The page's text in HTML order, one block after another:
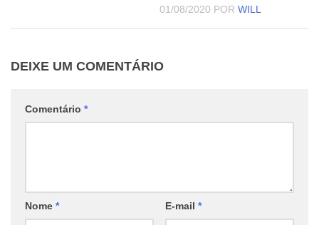
01/08/2020 POR WILL
DEIXE UM COMENTÁRIO
Comentário *
Nome * E-mail *